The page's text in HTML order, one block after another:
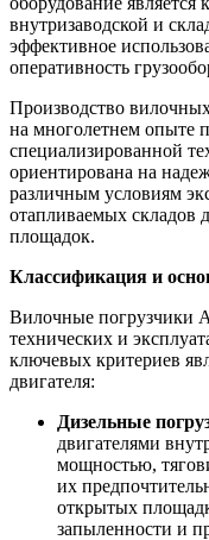
внутризаводской и
эффективное
оперативность
Производство
на многолетнем опыте
специализированной
ориентирована на
различным условиям
отапливаемых складов
площадок.
Классификация и
Вилочные погрузчики
технических и
ключевых критериев
двигателя:
Дизельные
двигателями
мощностью,
их
открытых
запыленности и